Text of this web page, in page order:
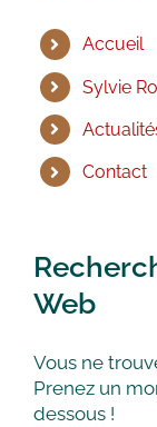
Accueil
Sylvie
Contact
Web
Vous ne
Prenez un
dessous !